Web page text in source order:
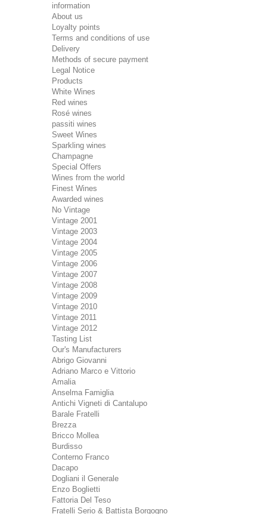
information
About us
Loyalty points
Terms and conditions of use
Delivery
Methods of secure payment
Legal Notice
Products
White Wines
Red wines
Rosé wines
passiti wines
Sweet Wines
Sparkling wines
Champagne
Special Offers
Wines from the world
Finest Wines
Awarded wines
No Vintage
Vintage 2001
Vintage 2003
Vintage 2004
Vintage 2005
Vintage 2006
Vintage 2007
Vintage 2008
Vintage 2009
Vintage 2010
Vintage 2011
Vintage 2012
Tasting List
Our's Manufacturers
Abrigo Giovanni
Adriano Marco e Vittorio
Amalia
Anselma Famiglia
Antichi Vigneti di Cantalupo
Barale Fratelli
Brezza
Bricco Mollea
Burdisso
Conterno Franco
Dacapo
Dogliani il Generale
Enzo Boglietti
Fattoria Del Teso
Fratelli Serio & Battista Borgogno